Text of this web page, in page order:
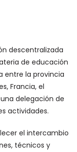
descentralizada
de educación
entre la provincia
Francia, el
delegación de
actividades.
el intercambio
técnicos y